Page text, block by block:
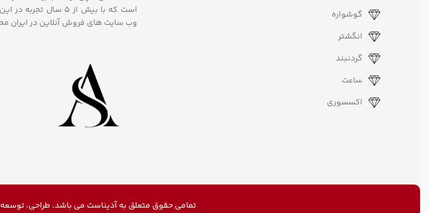
گوشواره
انگشتر
گردنبند
ساعت
اکسسوری
است که با بیش از 5 سال
وب سایت های فروش آنلاین در
تمامی حقوق متعلق به آدیناست می باشد. طراحی،